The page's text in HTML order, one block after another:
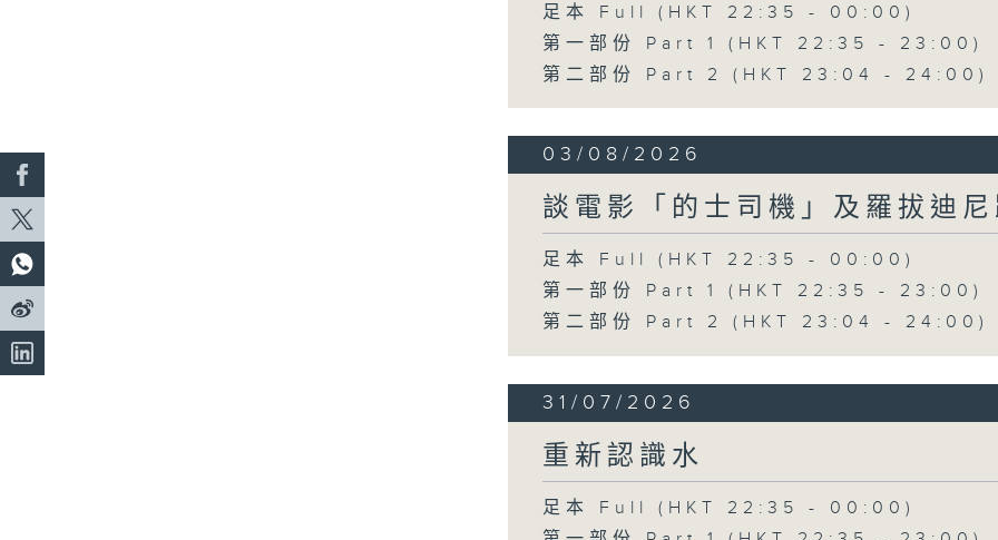
足本 Full (HKT 22:35 - 00:00)
第一部份 Part 1 (HKT 22:35 - 23:00)
第二部份 Part 2 (HKT 23:04 - 24:00)
03/08/2026
談電影「的士司機」及羅拔迪
足本 Full (HKT 22:35 - 00:00)
第一部份 Part 1 (HKT 22:35 - 23:00)
第二部份 Part 2 (HKT 23:04 - 24:00)
31/07/2026
重新認識水
足本 Full (HKT 22:35 - 00:00)